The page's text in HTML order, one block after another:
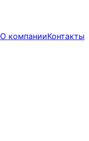
О компанииКонтакты